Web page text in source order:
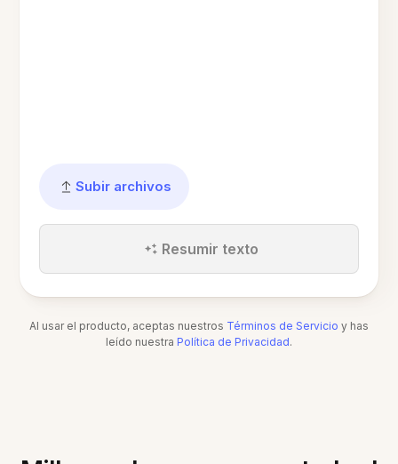
Subir archivos
Resumir texto
Al usar el producto, aceptas nuestros Términos de Servicio y has
leído nuestra Política de Privacidad.